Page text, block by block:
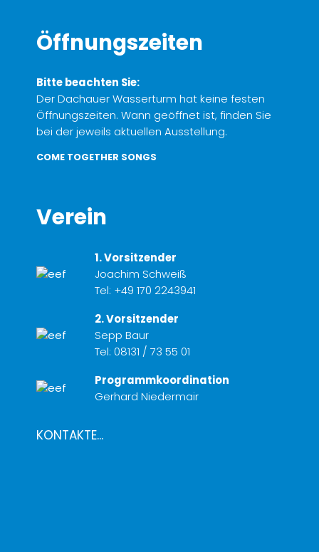
Öffnungszeiten
Bitte beachten Sie:
Der Dachauer Wasserturm hat keine festen
Öffnungszeiten. Wann geöffnet ist, finden Sie
bei der jeweils aktuellen Ausstellung.
COME TOGETHER SONGS
Verein
1. Vorsitzender
Joachim Schweiß
Tel: +49 170 2243941
2. Vorsitzender
Sepp Baur
Tel: 08131 / 73 55 01
Programmkoordination
Gerhard Niedermair
KONTAKTE...